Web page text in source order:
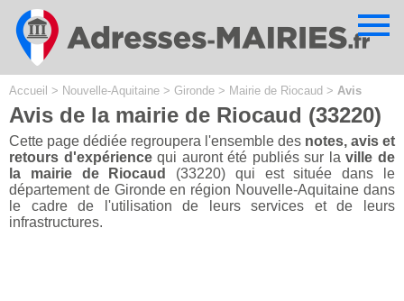
Accueil > Nouvelle-Aquitaine > Gironde > Mairie de Riocaud > Avis
Avis de la mairie de Riocaud (33220)
Cette page dédiée regroupera l'ensemble des notes, avis et
retours d'expériencequi auront été publiés sur laville de
la mairie de Riocaud
(33220) qui est située dans le
département de Gironde en région Nouvelle-Aquitaine dans
le cadre de l'utilisation de leurs services et de leurs
infrastructures.
Cookies management panel